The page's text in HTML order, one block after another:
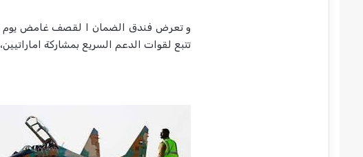
و تعرض فندق الضمان ا لقصف غامض يوم
تتبع لقوات الدعم السريع بمشاركة